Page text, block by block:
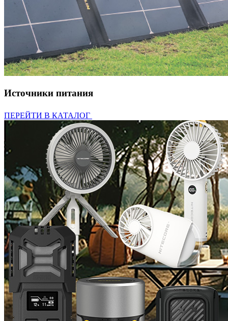
Источники питания
ПЕРЕЙТИ В КАТАЛОГ